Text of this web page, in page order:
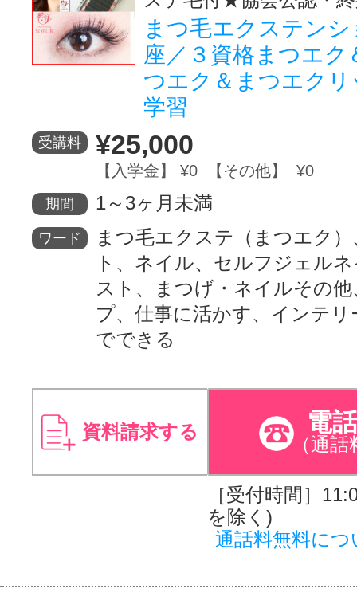
まつ毛エクステン
座／３資格まつエク
つエク＆まつエク
学習
受講料 ¥25,000
【入学金】 ¥0 【その他】 ¥0
期間 1～3ヶ月未満
ワード
まつ毛エクステ（まつエク
ト、ネイル、セルフジェル
スト、まつげ・ネイルその
プ、仕事に活かす、インテ
でできる
資料請求する 電
（通話
［受付時間］
を除く)
通話料無料につ